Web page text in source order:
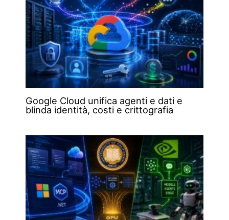
Google Cloud unifica agenti e dati e
blinda identità, costi e crittografia